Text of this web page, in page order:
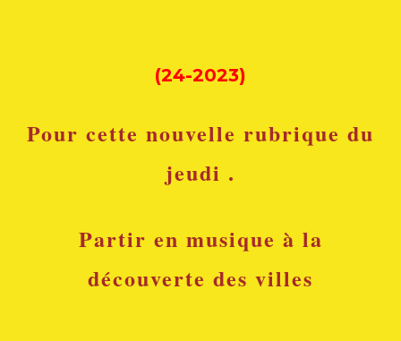
(24-2023)
Pour cette nouvelle rubrique du
jeudi .
Partir en musique à la
découverte des villes